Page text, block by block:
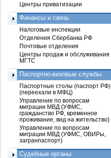
Центры приватизации
Финансы и связь
Налоговые инспекции
Отделения Сбербанка РФ
Почтовые отделения
Центры продаж и обслуживания
МГТС
Паспортно-визовые службы
Паспортные столы (паспорт РФ)
(переехали в МФЦ)
Управление по вопросам
миграции МВД (УФМС,
гражданство РФ, временное
проживание, вид на жительство)
Управление по вопросам
миграции МВД (УФМС, ОВИРы,
загранпаспорт)
Судебные органы